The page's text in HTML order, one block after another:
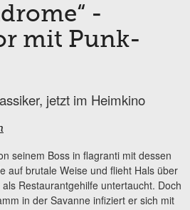
-
mit Punk-
jetzt im Heimkino
seinem Boss in flagranti mit dessen
auf brutale Weise und flieht Hals über
Restaurantgehilfe untertaucht. Doch
in der Savanne infiziert er sich mit